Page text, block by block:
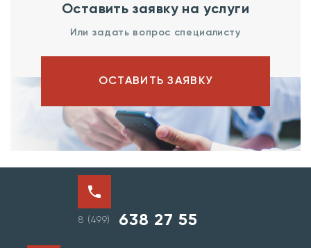
Оставить заявку на услуги
Или задать вопрос специалисту
ОСТАВИТЬ ЗАЯВКУ
8 (499) 638 27 55